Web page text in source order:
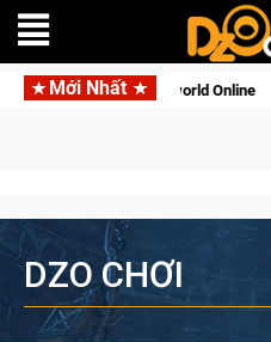
Mới Nhất
gọi Palworld Online
DZO CHƠI